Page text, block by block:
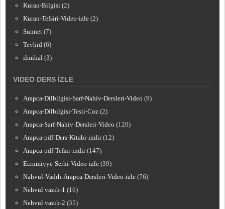
Kuran-Bilgisi (2)
Kuran-Tefsiri-Video-izle (2)
Sunnet (7)
Tevhid (6)
ilmihal (3)
VIDEO DERS İZLE
Arapca-Dilbilgisi-Sarf-Nahiv-Dersleri-Video (9)
Arapca-Dilbilgisi-Testi-Coz (2)
Arapca-Sarf-Nahiv-Dersleri-Video (120)
Arapca-pdf-Ders-Kitabi-indir (12)
Arapca-pdf-Tefsir-indir (147)
Ecrumiyye-Serhi-Video-izle (39)
Nahvul-Vadıh-Arapca-Dersleri-Video-izle (76)
Nehvul vazıh-1 (16)
Nehvul vazıh-2 (35)